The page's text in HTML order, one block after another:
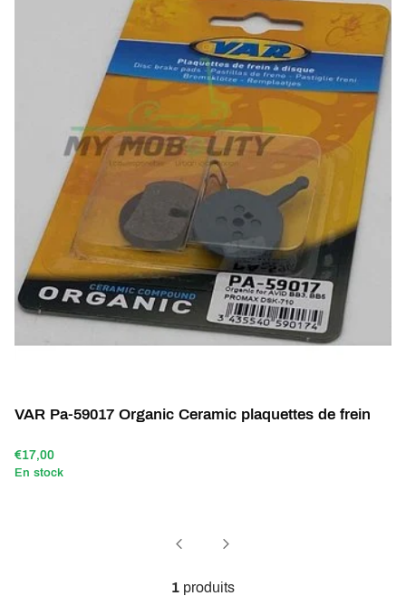
VAR Pa-59017 Organic Ceramic plaquettes de frein
€17,00
En stock
1 produits